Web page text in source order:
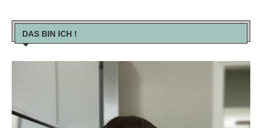
DAS BIN ICH !